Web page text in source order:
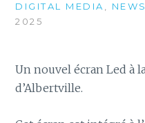
DIGITAL MEDIA NEWS
2025
Un nouvel écran Led à
d’Albertville.